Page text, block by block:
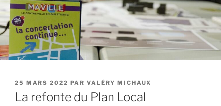
PUBLIÉ
LE
25 MARS 2022 PAR VALÉRY MICHAUX
La refonte du Plan Local